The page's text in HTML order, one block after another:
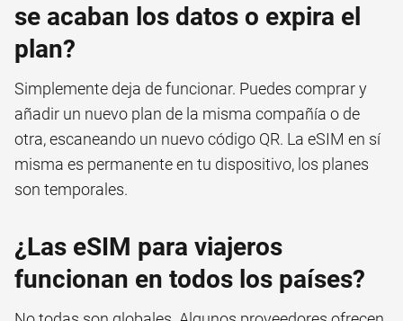
se acaban los datos o expira el
plan?
Simplemente deja de funcionar. Puedes comprar y
añadir un nuevo plan de la misma compañía o de
otra, escaneando un nuevo código QR. La eSIM en sí
misma es permanente en tu dispositivo, los planes
son temporales.
¿Las eSIM para viajeros
funcionan en todos los países?